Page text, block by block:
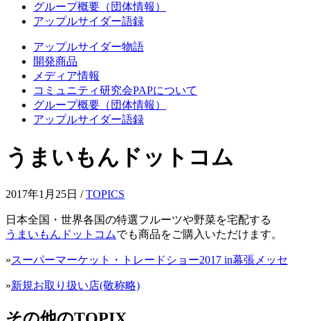
グループ概要（団体情報）
アップルサイダー語録
アップルサイダー物語
開発商品
メディア情報
コミュニティ研究会PAPについて
グループ概要（団体情報）
アップルサイダー語録
うまいもんドットコム
2017年1月25日 /TOPICS
日本全国・世界各国の特選フルーツや野菜を宅配する
うまいもんドットコムでも商品をご購入いただけます。
»スーパーマーケット・トレードショー2017 in幕張メッセ
»新規お取り扱い店(敬称略)